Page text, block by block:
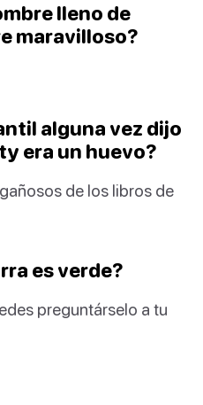
lleno de
maravilloso?
alguna vez dijo
era un huevo?
de los libros de
es verde?
preguntárselo a tu